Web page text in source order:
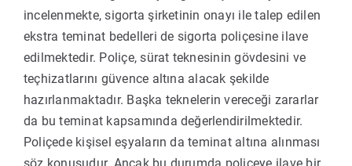
incelenmekte, sigorta şirketinin onayı ile talep edilen
ekstra teminat bedelleri de sigorta poliçesine ilave
edilmektedir. Poliçe, sürat teknesinin gövdesini ve
teçhizatlarını güvence altına alacak şekilde
hazırlanmaktadır. Başka teknelerin vereceği zararlar
da bu teminat kapsamında değerlendirilmektedir.
Poliçede kişisel eşyaların da teminat altına alınması